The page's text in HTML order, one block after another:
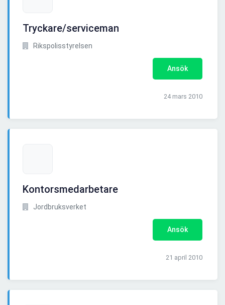
Tryckare/serviceman
Rikspolisstyrelsen
Ansök
24 mars 2010
Kontorsmedarbetare
Jordbruksverket
Ansök
21 april 2010